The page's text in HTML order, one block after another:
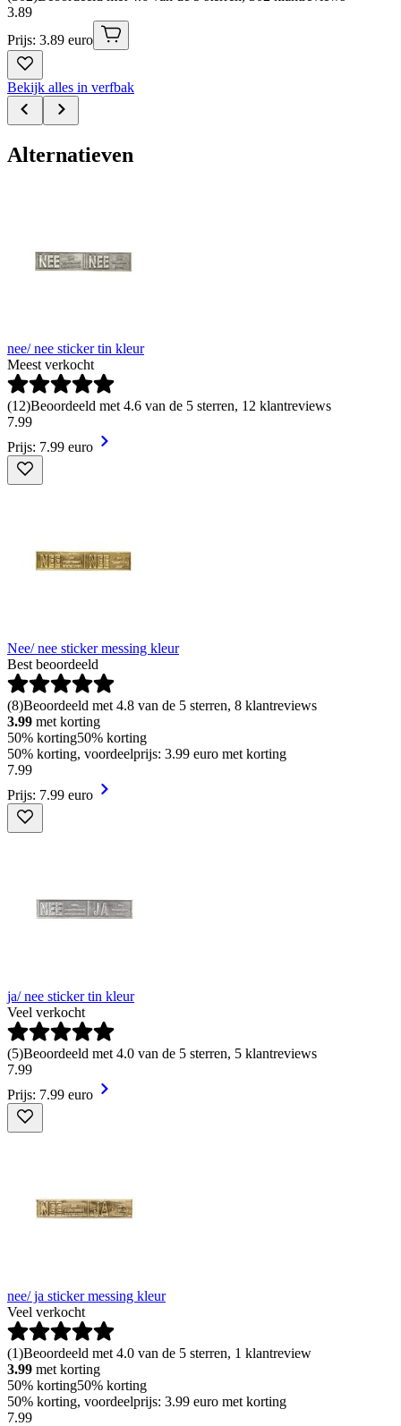
3.89
Prijs: 3.89 euro
Bekijk alles in verfbak
Alternatieven
nee/ nee sticker tin kleur
Meest verkocht
(12)Beoordeeld met 4.6 van de 5 sterren, 12 klantreviews
7.99
Prijs: 7.99 euro
Nee/ nee sticker messing kleur
Best beoordeeld
(8)Beoordeeld met 4.8 van de 5 sterren, 8 klantreviews
3.99 met korting
50% korting50% korting
50% korting, voordeelprijs: 3.99 euro met korting
7.99
Prijs: 7.99 euro
ja/ nee sticker tin kleur
Veel verkocht
(5)Beoordeeld met 4.0 van de 5 sterren, 5 klantreviews
7.99
Prijs: 7.99 euro
nee/ ja sticker messing kleur
Veel verkocht
(1)Beoordeeld met 4.0 van de 5 sterren, 1 klantreview
3.99 met korting
50% korting50% korting
50% korting, voordeelprijs: 3.99 euro met korting
7.99